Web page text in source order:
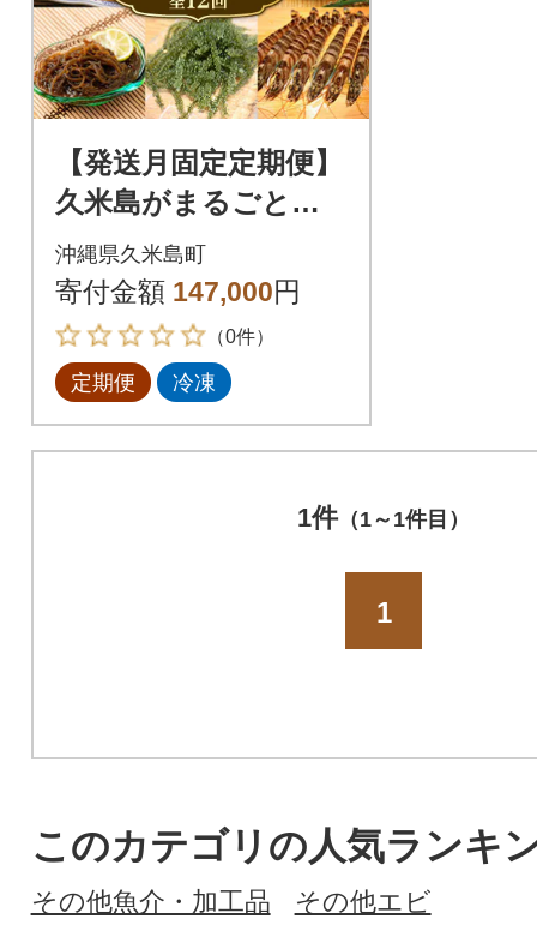
【発送月固定定期便】
久米島がまるごと詰
まった12ヵ月定期便
全12回
沖縄県久米島町
寄付金額 147,000円
（0件）
定期便 冷凍
1件（1～1件目）
1
このカテゴリの人気ランキ
その他魚介・加工品 その他エビ